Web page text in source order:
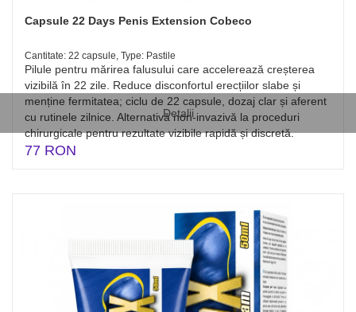
Detalii
Capsule 22 Days Penis Extension Cobeco
Cantitate: 22 capsule, Type: Pastile
Pilule pentru mărirea falusului care accelerează creșterea
vizibilă în 22 zile. Reduce disconfortul erecțiilor slabe și
menține fermitatea; ciclu de 22 capsule, dozaj clar și aferent
cu rutinele zilnice. Alternativă non-invazivă la proceduri
chirurgicale pentru rezultate vizibile rapidă și discretă.
77 RON